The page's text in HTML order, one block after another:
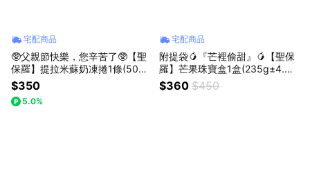
宅配商品
🥸父親節快樂，您辛苦了🥸【聖
保羅】提拉米蘇奶凍捲1條(500
g/條)加贈燒果子千層1片(實際依
所選規格為主)
$350
5.0%
宅配商品
附提袋🥭『芒裡偷甜』🥭【聖保
羅】芒果珠寶盒1盒(235g±4.
5%/盒)｜犒賞自己｜家人分享｜
好友分享｜同事分享｜季節限定
$360 $450